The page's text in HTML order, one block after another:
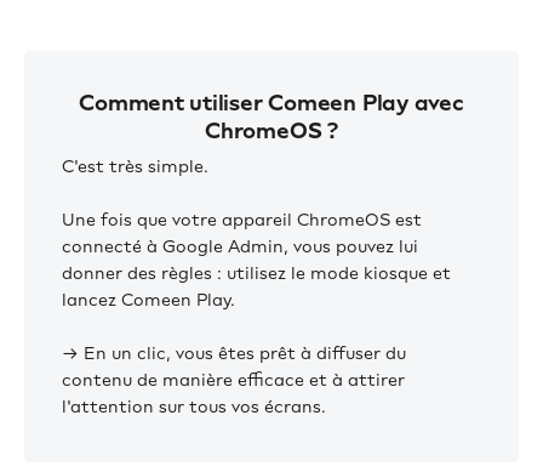
Comment utiliser Comeen Play avec
ChromeOS ?
C'est très simple.
Une fois que votre appareil ChromeOS est
connecté à Google Admin, vous pouvez lui
donner des règles : utilisez le mode kiosque et
lancez Comeen Play.
→ En un clic, vous êtes prêt à diffuser du
contenu de manière efficace et à attirer
l'attention sur tous vos écrans.